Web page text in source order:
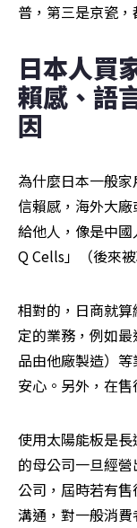
普，第三是京瓷
日本人買
賴感、語
因
為什麼日本一般
信賴感，海外大
給他人，像是中
Q Cells」（後來
相對的，日商就
定的業務，例如
品由他廠製造）
安心。另外，在
使用太陽能板是
的母公司一旦經
公司，屆時若有
溝通，對一般消費